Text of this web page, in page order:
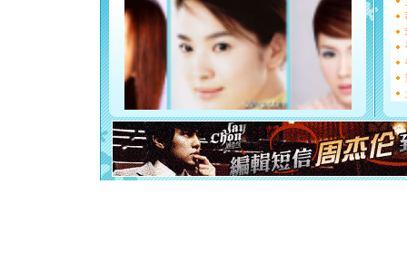
能正大
天都要快
[圣诞节]
如意,快
[元旦]
断电。
你是我
[元旦]如
起；二是
离。水晶
[元旦]当
泣，这痛